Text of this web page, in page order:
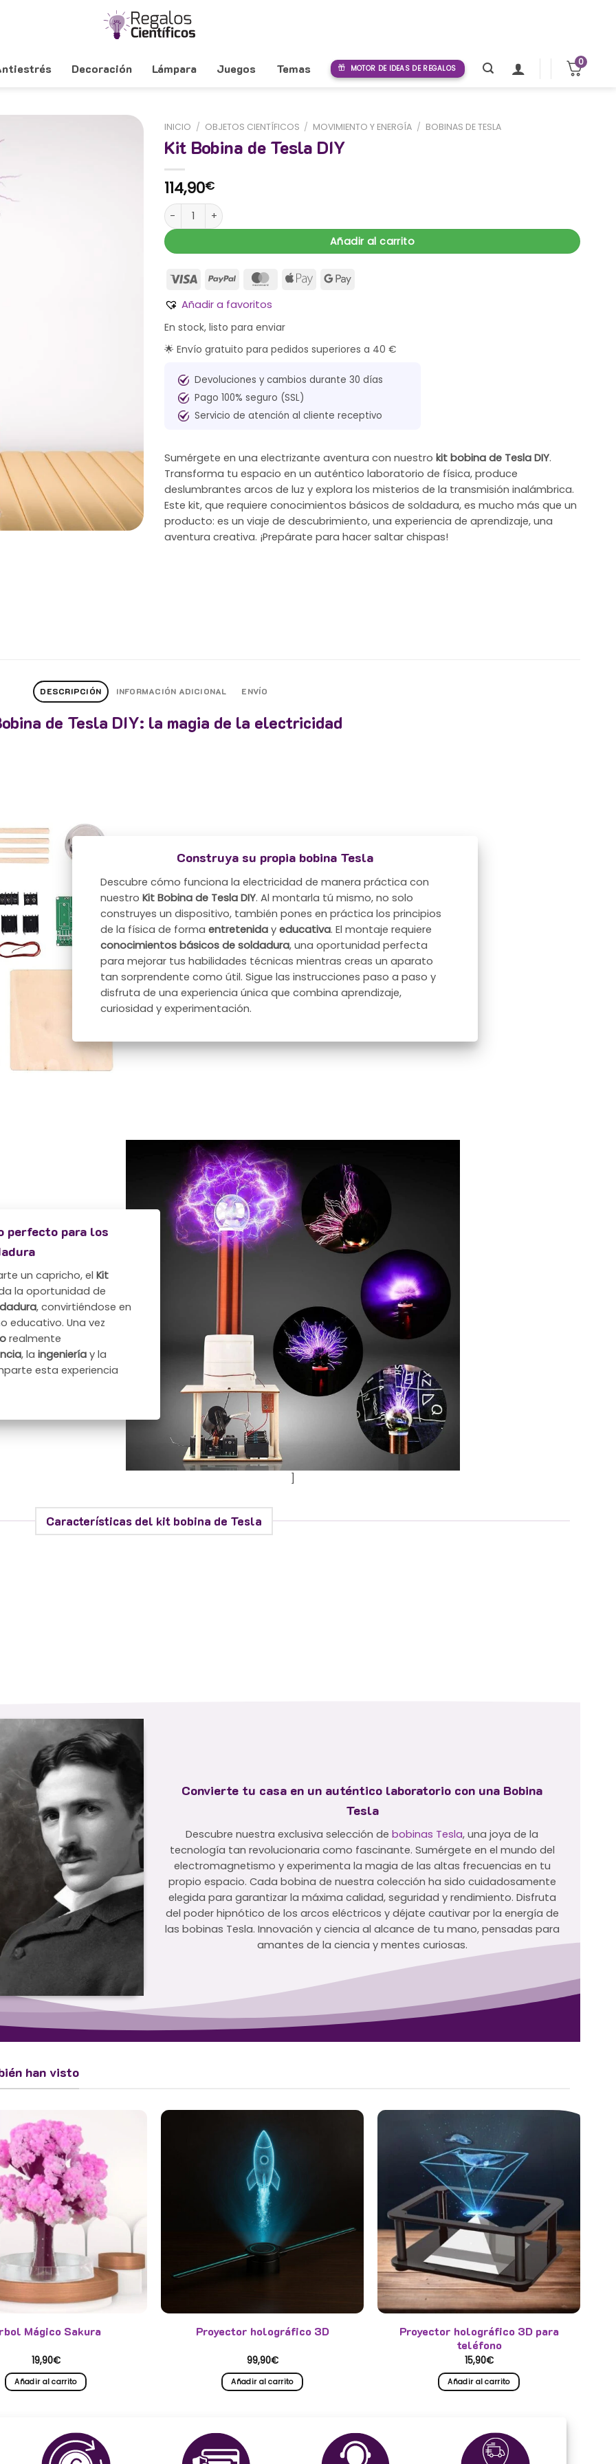
Decoración Lámpara Juegos Temas MOTOR DE IDEAS DE REGALOS
0
INICIO / OBJETOS CIENTÍFICOS / MOVIMIENTO Y ENERGÍA / BOBINAS DE TESLA
Kit Bobina de Tesla DIY
114,90€
Kit Bobina de Tesla DIY cantidad
Añadir al carrito
Añadir a favoritos
En stock, listo para enviar
🌟 Envío gratuito para pedidos superiores a 40 €
Devoluciones y cambios durante 30 días
Pago 100% seguro (SSL)
Servicio de atención al cliente receptivo
Sumérgete en una electrizante aventura con nuestro kit bobina de Tesla DIY.
Transforma tu espacio en un auténtico laboratorio de física, produce
deslumbrantes arcos de luz y explora los misterios de la transmisión inalámbrica.
Este kit, que requiere conocimientos básicos de soldadura, es mucho más que un
producto: es un viaje de descubrimiento, una experiencia de aprendizaje, una
aventura creativa. ¡Prepárate para hacer saltar chispas!
DESCRIPCIÓN INFORMACIÓN ADICIONAL ENVÍO
de Tesla DIY: la magia de la electricidad
Construya su propia bobina Tesla
Descubre cómo funciona la electricidad de manera práctica con
nuestroKit Bobina de Tesla DIY. Al montarla tú mismo, no solo
construyes un dispositivo, también pones en práctica los principios
de la física de formaentretenida yeducativa. El montaje requiere
conocimientos básicos de soldadura, una oportunidad perfecta
para mejorar tus habilidades técnicas mientras creas un aparato
tan sorprendente como útil. Sigue las instrucciones paso a paso y
disfruta de una experiencia única que combina aprendizaje,
curiosidad y experimentación.
]
perfecto para los
un capricho, elKit
la oportunidad de
, convirtiéndose en
educativo. Una vez
realmente
, laingeniería y la
esta experiencia
Características del kit bobina de Tesla
Convierte tu casa en un auténtico laboratorio con una Bobina
Tesla
Descubre nuestra exclusiva selección de bobinas Tesla, una joya de la
tecnología tan revolucionaria como fascinante. Sumérgete en el mundo del
electromagnetismo y experimenta la magia de las altas frecuencias en tu
propio espacio. Cada bobina de nuestra colección ha sido cuidadosamente
elegida para garantizar la máxima calidad, seguridad y rendimiento. Disfruta
del poder hipnótico de los arcos eléctricos y déjate cautivar por la energía de
las bobinas Tesla. Innovación y ciencia al alcance de tu mano, pensadas para
amantes de la ciencia y mentes curiosas.
han visto
Mágico Sakura
19,90€
Añadir al carrito
Proyector holográfico 3D
99,90€
Añadir al carrito
Proyector holográfico 3D para
teléfono
15,90€
Añadir al carrito